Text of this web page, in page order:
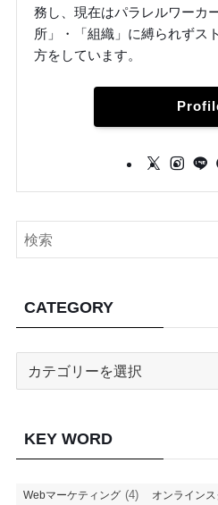
務し、現在はパラレルワーカ
所」・「組織」に縛られずス
方をしています。
CATEGORY
CATEGORY
KEY WORD
Webマーケティング (4) オンライン